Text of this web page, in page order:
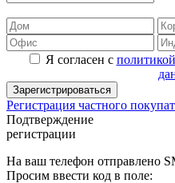
Я согласен с
Зарегистрироваться
Регистрация частного
Подтверждение
регистрации
На ваш телефон отправлено
Просим ввести код в поле: